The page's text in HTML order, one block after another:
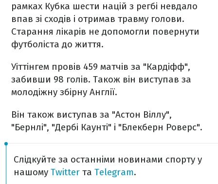
рамках Кубка шести націй з регбі невдало
впав зі сходів і отримав травму голови.
Старання лікарів не допомогли повернути
футболіста до життя.
Уіттінгем провів 459 матчів за "Кардіфф",
забивши 98 голів. Також він виступав за
молодіжну збірну Англії.
Він також виступав за "Астон Віллу",
"Бернлі", "Дербі Каунті" і "Блекберн Роверс".
Слідкуйте за останніми новинами спорту у
нашому Twitter та Telegram.